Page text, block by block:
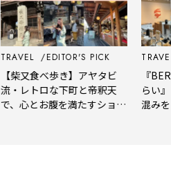
TRAVEL EDITOR'S PICK
【柴又食べ歩き】アヤタビ
流・レトロな下町と帝釈天
で、心とお腹を満たすショー
TRAVEL
『
らい
混み